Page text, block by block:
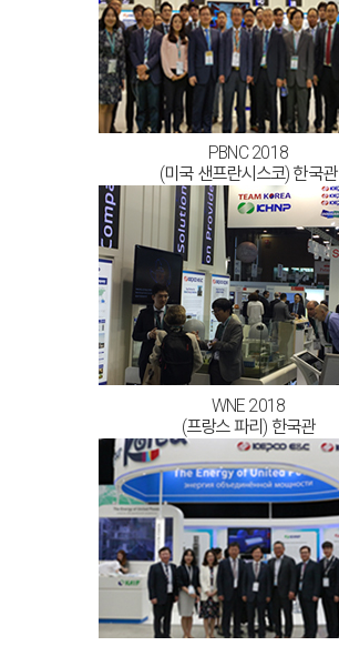
PBNC 2018
(미국 샌프란시스코) 한국관
WNE 2018
(프랑스 파리) 한국관